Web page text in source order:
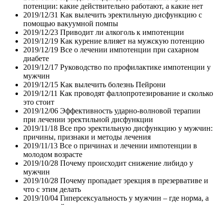
потенции: какие действительно работают, а какие нет
2019/12/31 Как вылечить эректильную дисфункцию с
помощью вакуумной помпы
2019/12/23 Приводит ли алкоголь к импотенции
2019/12/19 Как курение влияет на мужскую потенцию
2019/12/19 Все о лечении импотенции при сахарном
диабете
2019/12/17 Руководство по профилактике импотенции у
мужчин
2019/12/15 Как вылечить болезнь Пейрони
2019/12/11 Как проводят фаллопротезирование и сколько
это стоит
2019/12/06 Эффективность ударно-волновой терапии
при лечении эректильной дисфункции
2019/11/18 Все про эректильную дисфункцию у мужчин:
причины, признаки и методы лечения
2019/11/13 Все о причинах и лечении импотенции в
молодом возрасте
2019/10/28 Почему происходит снижение либидо у
мужчин
2019/10/28 Почему пропадает эрекция в презервативе и
что с этим делать
2019/10/04 Гиперсексуальность у мужчин – где норма, а